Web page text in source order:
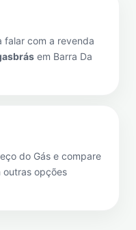
falar com a revenda
em Barra Da
do Gás e compare
outras opções